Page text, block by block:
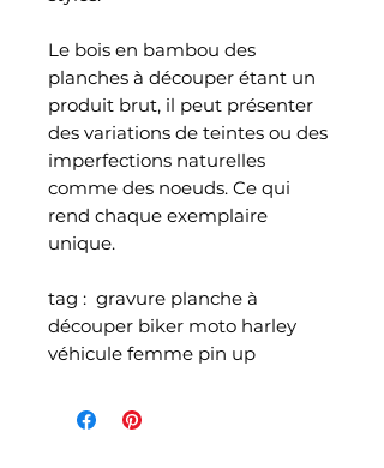
Le bois en bambou des
planches à découper étant un
produit brut, il peut présenter
des variations de teintes ou des
imperfections naturelles
comme des noeuds. Ce qui
rend chaque exemplaire
unique.
tag : gravure planche à
découper biker moto harley
véhicule femme pin up